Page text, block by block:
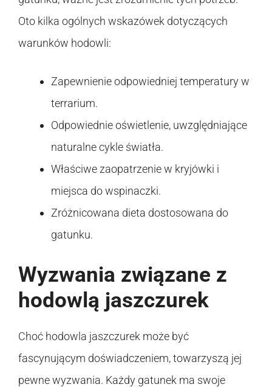
Oto kilka ogólnych wskazówek dotyczących
warunków hodowli:
Zapewnienie odpowiedniej temperatury w
terrarium.
Odpowiednie oświetlenie, uwzględniające
naturalne cykle światła.
Właściwe zaopatrzenie w kryjówki i
miejsca do wspinaczki.
Zróżnicowana dieta dostosowana do
gatunku.
Wyzwania związane z
hodowlą jaszczurek
Choć hodowla jaszczurek może być
fascynującym doświadczeniem, towarzyszą jej
pewne wyzwania. Każdy gatunek ma swoje